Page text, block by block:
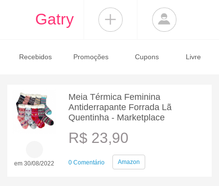
Gatry
Recebidos Promoções Cupons Livre
em 30/08/2022
Meia Térmica Feminina
Antiderrapante Forrada Lã
Quentinha - Marketplace
R$ 23,90
0 Comentário Amazon